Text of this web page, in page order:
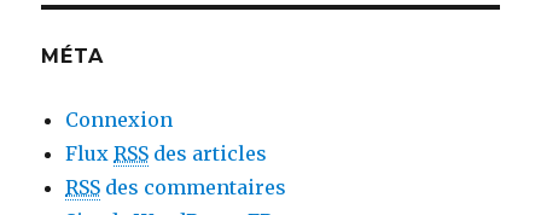
MÉTA
Connexion
FluxRSS des articles
RSS des commentaires